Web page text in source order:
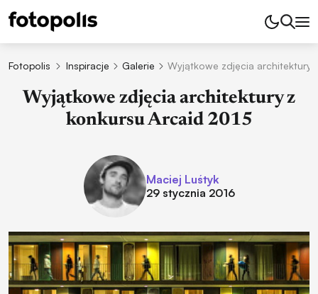
Fotopolis Inspiracje Galerie Wyjątkowe zdjęcia architektury
Wyjątkowe zdjęcia architektury z
konkursu Arcaid 2015
Maciej Luśtyk
29 stycznia 2016